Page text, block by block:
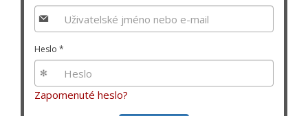
Heslo *
Zapomenuté heslo?